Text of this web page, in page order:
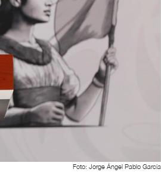
Foto: Jorge Ángel Pablo García